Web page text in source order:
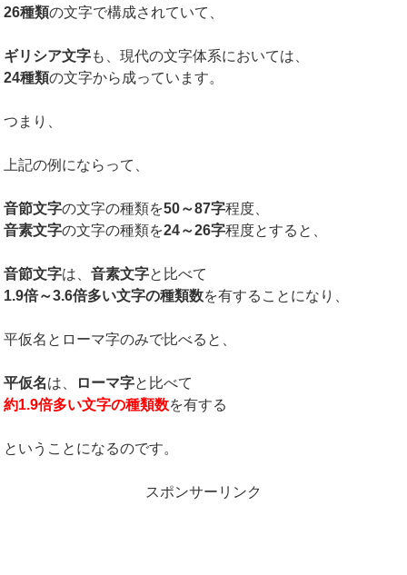
26種類の文字で構成されていて、
ギリシア文字も、現代の文字体系においては、
24種類の文字から成っています。
つまり、
上記の例にならって、
音節文字の文字の種類を50～87字程度、
音素文字の文字の種類を24～26字程度とすると、
音節文字は、音素文字と比べて
1.9倍～3.6倍多い文字の種類数を有することになり、
平仮名とローマ字のみで比べると、
平仮名は、 ローマ字と比べて
約1.9倍多い文字の種類数を有する
ということになるのです。
スポンサーリンク